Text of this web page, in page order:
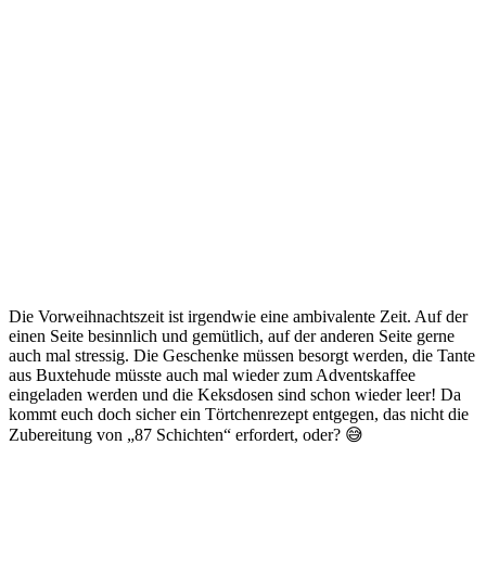
Die Vorweihnachtszeit ist irgendwie eine ambivalente Zeit. Auf der
einen Seite besinnlich und gemütlich, auf der anderen Seite gerne
auch mal stressig. Die Geschenke müssen besorgt werden, die Tante
aus Buxtehude müsste auch mal wieder zum Adventskaffee
eingeladen werden und die Keksdosen sind schon wieder leer! Da
kommt euch doch sicher ein Törtchenrezept entgegen, das nicht die
Zubereitung von „87 Schichten“ erfordert, oder? 😅